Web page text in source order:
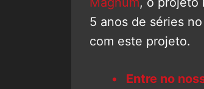
5 anos de séries
com este projeto.
Entre no